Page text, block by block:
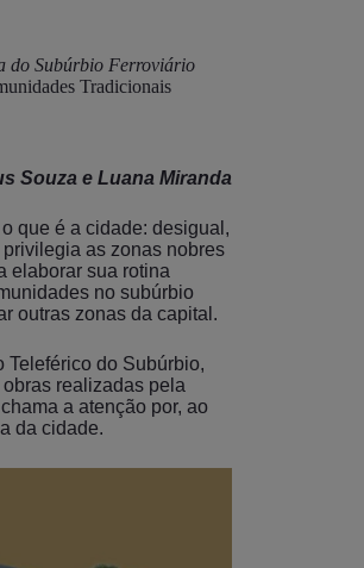
do Subúrbio Ferroviário
Tradicionais
Souza e Luana Miranda
que é a cidade: desigual,
as zonas nobres
elaborar sua rotina
no subúrbio
outras zonas da capital.
Teleférico do Subúrbio,
realizadas pela
a atenção por, ao
da cidade.